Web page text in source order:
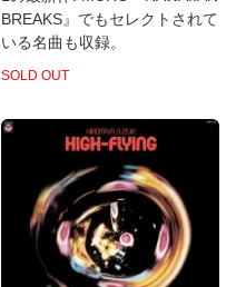
BREAKS』でもセレクトされて
いる名曲も収録。
SOLD OUT